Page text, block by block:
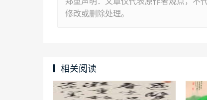
修改或删除处理。
相关阅读